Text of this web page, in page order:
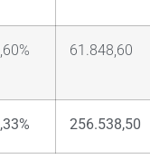
61.848,60
256.538,50